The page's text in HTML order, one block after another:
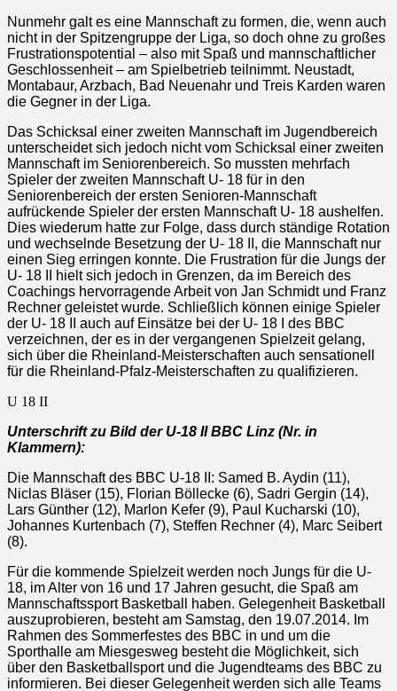
Nunmehr galt es eine Mannschaft zu formen, die, wenn auch
nicht in der Spitzengruppe der Liga, so doch ohne zu großes
Frustrationspotential – also mit Spaß und mannschaftlicher
Geschlossenheit – am Spielbetrieb teilnimmt. Neustadt,
Montabaur, Arzbach, Bad Neuenahr und Treis Karden waren
die Gegner in der Liga.
Das Schicksal einer zweiten Mannschaft im Jugendbereich
unterscheidet sich jedoch nicht vom Schicksal einer zweiten
Mannschaft im Seniorenbereich. So mussten mehrfach
Spieler der zweiten Mannschaft U- 18 für in den
Seniorenbereich der ersten Senioren-Mannschaft
aufrückende Spieler der ersten Mannschaft U- 18 aushelfen.
Dies wiederum hatte zur Folge, dass durch ständige Rotation
und wechselnde Besetzung der U- 18 II, die Mannschaft nur
einen Sieg erringen konnte. Die Frustration für die Jungs der
U- 18 II hielt sich jedoch in Grenzen, da im Bereich des
Coachings hervorragende Arbeit von Jan Schmidt und Franz
Rechner geleistet wurde. Schließlich können einige Spieler
der U- 18 II auch auf Einsätze bei der U- 18 I des BBC
verzeichnen, der es in der vergangenen Spielzeit gelang,
sich über die Rheinland-Meisterschaften auch sensationell
für die Rheinland-Pfalz-Meisterschaften zu qualifizieren.
U 18 II
Unterschrift zu Bild der U-18 II BBC Linz (Nr. in
Klammern):
Die Mannschaft des BBC U-18 II: Samed B. Aydin (11),
Niclas Bläser (15), Florian Böllecke (6), Sadri Gergin (14),
Lars Günther (12), Marlon Kefer (9), Paul Kucharski (10),
Johannes Kurtenbach (7), Steffen Rechner (4), Marc Seibert
(8).
Für die kommende Spielzeit werden noch Jungs für die U-
18, im Alter von 16 und 17 Jahren gesucht, die Spaß am
Mannschaftssport Basketball haben. Gelegenheit Basketball
auszuprobieren, besteht am Samstag, den 19.07.2014. Im
Rahmen des Sommerfestes des BBC in und um die
Sporthalle am Miesgesweg besteht die Möglichkeit, sich
über den Basketballsport und die Jugendteams des BBC zu
informieren. Bei dieser Gelegenheit werden sich alle Teams